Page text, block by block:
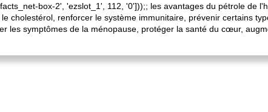
box-2', 'ezslot_1', 112, '0']));; les avantages du pétrole de
cholestérol, renforcer le système immunitaire, prévenir certains
les symptômes de la ménopause, protéger la santé du cœur,